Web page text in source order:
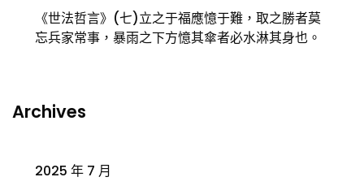
《世法哲言》(七)立之于福應憶于難，取之勝者莫
忘兵家常事，暴雨之下方憶其傘者必水淋其身也。
Archives
2025 年 7 月